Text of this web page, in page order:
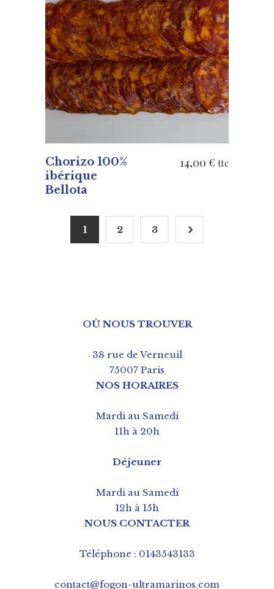
AJOUTER AU PANIER
Chorizo 100%
ibérique
Bellota
14,00 € ttc
1 2 3 5
OÙ NOUS TROUVER
38 rue de Verneuil
75007 Paris
NOS HORAIRES
Mardi au Samedi
11h à 20h
Déjeuner
Mardi au Samedi
12h à 15h
NOUS CONTACTER
Téléphone : 0143543133
contact@fogon-ultramarinos.com